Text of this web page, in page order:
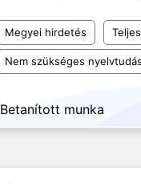
Megyei hirdetés
Nem szükséges nyelvtudás
Betanított munka